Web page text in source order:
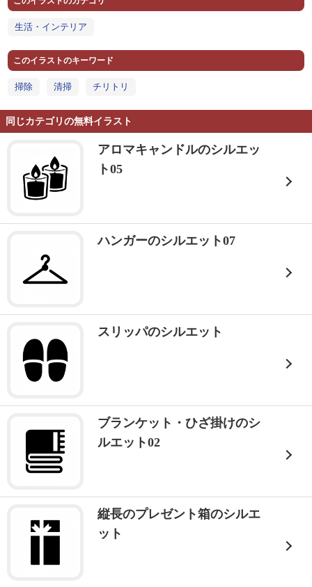
生活・インテリア
このイラストのキーワード
掃除 清掃 チリトリ
同じカテゴリの無料イラスト
アロマキャンドルのシルエッ
ト05
ハンガーのシルエット07
スリッパのシルエット
ブランケット・ひざ掛けのシ
ルエット02
縦長のプレゼント箱のシルエ
ット